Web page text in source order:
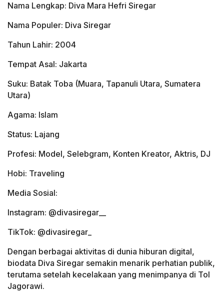
Nama Lengkap: Diva Mara Hefri Siregar
Nama Populer: Diva Siregar
Tahun Lahir: 2004
Tempat Asal: Jakarta
Suku: Batak Toba (Muara, Tapanuli Utara, Sumatera
Utara)
Agama: Islam
Status: Lajang
Profesi: Model, Selebgram, Konten Kreator, Aktris, DJ
Hobi: Traveling
Media Sosial:
Instagram: @divasiregar__
TikTok: @divasiregar_
Dengan berbagai aktivitas di dunia hiburan digital,
biodata Diva Siregar semakin menarik perhatian publik,
terutama setelah kecelakaan yang menimpanya di Tol
Jagorawi.